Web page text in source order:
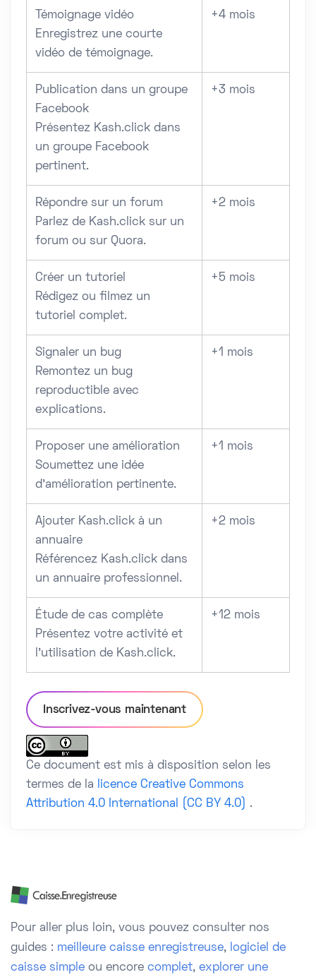
Témoignage vidéo
Enregistrez une courte
vidéo de témoignage.
+4 mois
Publication dans un groupe
Facebook
Présentez Kash.click dans
un groupe Facebook
pertinent.
+3 mois
Répondre sur un forum
Parlez de Kash.click sur un
forum ou sur Quora.
+2 mois
Créer un tutoriel
Rédigez ou filmez un
tutoriel complet.
+5 mois
Signaler un bug
Remontez un bug
reproductible avec
explications.
+1 mois
Proposer une amélioration
Soumettez une idée
d’amélioration pertinente.
+1 mois
Ajouter Kash.click à un
annuaire
Référencez Kash.click dans
un annuaire professionnel.
+2 mois
Étude de cas complète
Présentez votre activité et
l’utilisation de Kash.click.
+12 mois
Inscrivez-vous maintenant
Ce document est mis à disposition selon les
termes de la
licence Creative Commons
Attribution 4.0 International (CC BY 4.0) .
Pour aller plus loin, vous pouvez consulter nos
guides : meilleure caisse enregistreuse, logiciel de
caisse simple ou encore complet, explorer une